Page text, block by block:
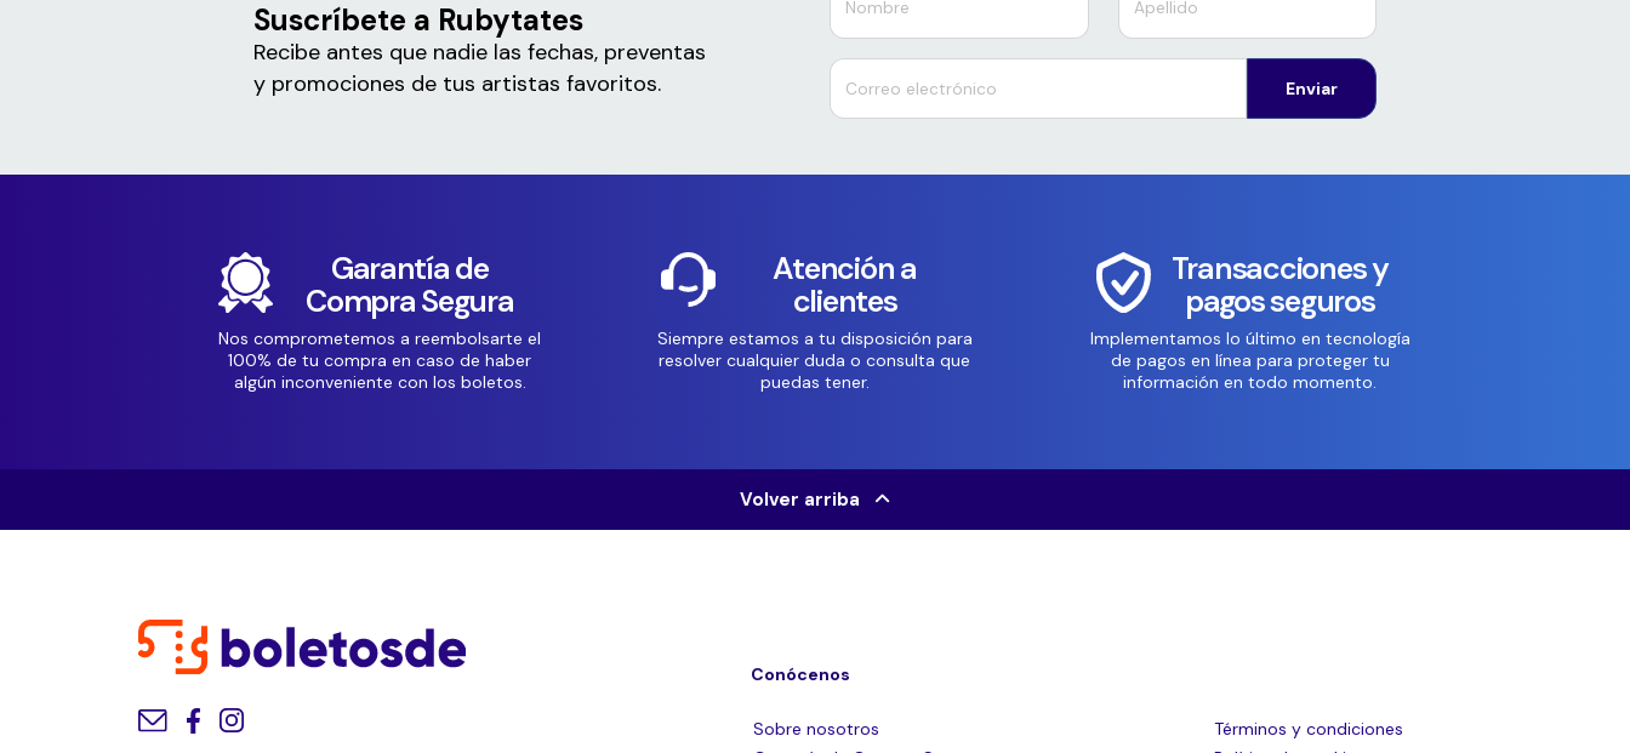
Suscríbete a Rubytates
Recibe antes que nadie las fechas, preventas
y promociones de tus artistas favoritos.
Enviar
Garantía de
Compra Segura
Nos comprometemos a reembolsarte el
100% de tu compra en caso de haber
algún inconveniente con los boletos.
Atención a
clientes
Siempre estamos a tu disposición para
resolver cualquier duda o consulta que
puedas tener.
Transacciones y
pagos seguros
Implementamos lo último en tecnología
de pagos en línea para proteger tu
información en todo momento.
Volver arriba
Conócenos
Sobre nosotros
Términos y condiciones